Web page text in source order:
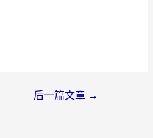
后一篇文章 →